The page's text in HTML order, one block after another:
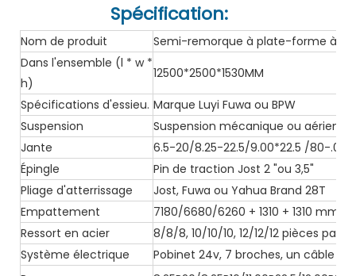
Spécification:
Nom de produit
Semi-remorque à plate-forme à 3
Dans l'ensemble (l * w *
h)
12500*2500*1530MM
Spécifications d'essieu. Marque Luyi Fuwa ou BPW
Suspension
Suspension mécanique ou
Jante
6.5-20/8.25-22.5/9.00*22.5 /80-.0-
Épingle
Pin de traction Jost 2 "ou 3,5"
Pliage d'atterrissage
Jost, Fuwa ou Yahua Brand 28T
Empattement
7180/6680/6260 + 1310 + 1310 mm,
Ressort en acier
8/8/8, 10/10/10, 12/12/12 pièces par
Système électrique
Pobinet 24v, 7 broches, un câble